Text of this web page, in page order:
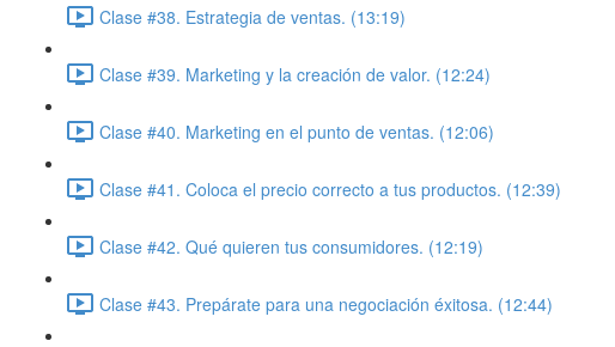
Clase #38. Estrategia de ventas. (13:19)
Clase #39. Marketing y la creación de valor. (12:24)
Clase #40. Marketing en el punto de ventas. (12:06)
Clase #41. Coloca el precio correcto a tus productos. (12:39)
Clase #42. Qué quieren tus consumidores. (12:19)
Clase #43. Prepárate para una negociación éxitosa. (12:44)